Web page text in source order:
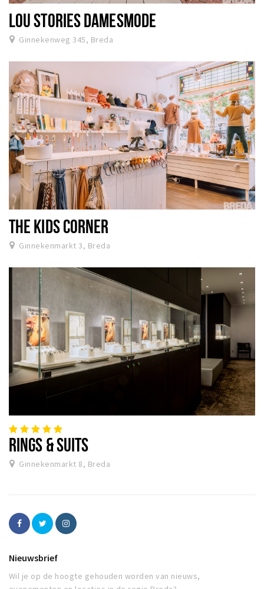
LOU STORIES DAMESMODE
Ginnekenweg 345, Breda
THE KIDS CORNER
Ginnekenmarkt 3, Breda
RINGS & SUITS
Ginnekenmarkt 8, Breda
Nieuwsbrief
Wil je op de hoogte gehouden worden van nieuws,